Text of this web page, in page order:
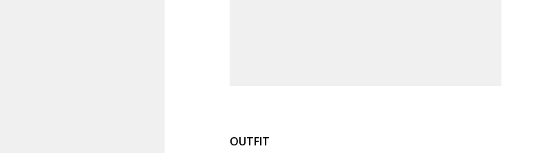
OUTFIT